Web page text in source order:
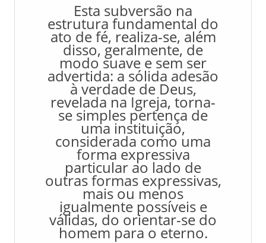
Esta subversão na
estrutura fundamental do
ato de fé, realiza-se, além
disso, geralmente, de
modo suave e sem ser
advertida: a sólida adesão
à verdade de Deus,
revelada na Igreja, torna-
se simples pertença de
uma instituição,
considerada como uma
forma expressiva
particular ao lado de
outras formas expressivas,
mais ou menos
igualmente possíveis e
válidas, do orientar-se do
homem para o eterno.